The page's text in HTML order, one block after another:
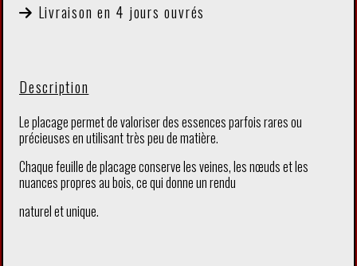
Livraison en 4 jours ouvrés
Description
Le placage permet de valoriser des essences parfois rares ou
précieuses en utilisant très peu de matière.
Chaque feuille de placage conserve les veines, les nœuds et les
nuances propres au bois, ce qui donne un rendu
naturel et unique.